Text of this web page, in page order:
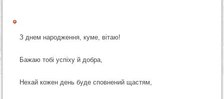
З днем народження, куме, вітаю!
Бажаю тобі успіху й добра,
Нехай кожен день буде сповнений щастям,